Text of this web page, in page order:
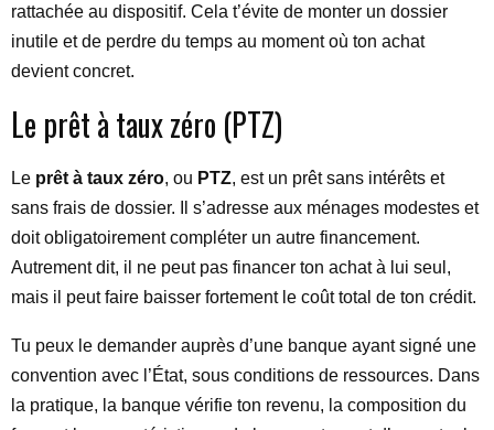
rattachée au dispositif. Cela t’évite de monter un dossier
inutile et de perdre du temps au moment où ton achat
devient concret.
Le prêt à taux zéro (PTZ)
Le prêt à taux zéro, ou PTZ, est un prêt sans intérêts et
sans frais de dossier. Il s’adresse aux ménages modestes et
doit obligatoirement compléter un autre financement.
Autrement dit, il ne peut pas financer ton achat à lui seul,
mais il peut faire baisser fortement le coût total de ton crédit.
Tu peux le demander auprès d’une banque ayant signé une
convention avec l’État, sous conditions de ressources. Dans
la pratique, la banque vérifie ton revenu, la composition du